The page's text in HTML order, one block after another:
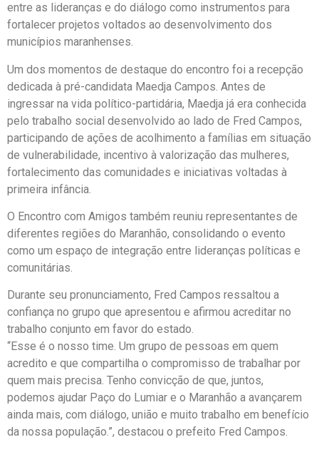
entre as lideranças e do diálogo como instrumentos para
fortalecer projetos voltados ao desenvolvimento dos
municípios maranhenses.
Um dos momentos de destaque do encontro foi a recepção
dedicada à pré-candidata Maedja Campos. Antes de
ingressar na vida político-partidária, Maedja já era conhecida
pelo trabalho social desenvolvido ao lado de Fred Campos,
participando de ações de acolhimento a famílias em situação
de vulnerabilidade, incentivo à valorização das mulheres,
fortalecimento das comunidades e iniciativas voltadas à
primeira infância.
O Encontro com Amigos também reuniu representantes de
diferentes regiões do Maranhão, consolidando o evento
como um espaço de integração entre lideranças políticas e
comunitárias.
Durante seu pronunciamento, Fred Campos ressaltou a
confiança no grupo que apresentou e afirmou acreditar no
trabalho conjunto em favor do estado.
“Esse é o nosso time. Um grupo de pessoas em quem
acredito e que compartilha o compromisso de trabalhar por
quem mais precisa. Tenho convicção de que, juntos,
podemos ajudar Paço do Lumiar e o Maranhão a avançarem
ainda mais, com diálogo, união e muito trabalho em benefício
da nossa população.”, destacou o prefeito Fred Campos.